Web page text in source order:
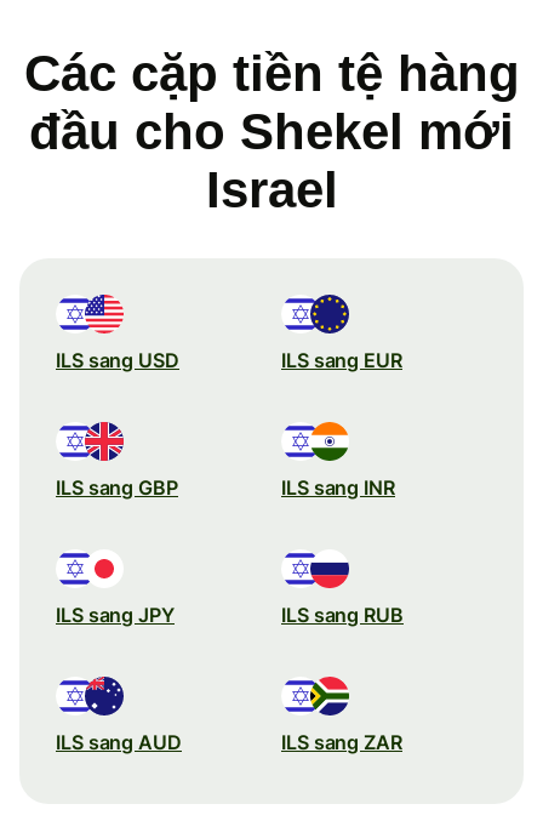
Các cặp tiền tệ hàng
đầu cho Shekel mới
Israel
ILS sang USD ILS sang EUR
ILS sang GBP ILS sang INR
ILS sang JPY ILS sang RUB
ILS sang AUD ILS sang ZAR